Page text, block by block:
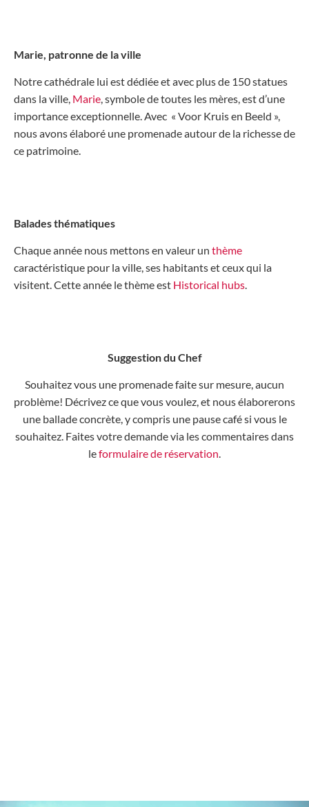
Marie, patronne de la ville
Notre cathédrale lui est dédiée et avec plus de 150 statues
dans la ville, Marie, symbole de toutes les mères, est d’une
importance exceptionnelle. Avec « Voor Kruis en Beeld »,
nous avons élaboré une promenade autour de la richesse de
ce patrimoine.
Balades thématiques
Chaque année nous mettons en valeur un thème
caractéristique pour la ville, ses habitants et ceux qui la
visitent. Cette année le thème est Historical hubs.
Suggestion du Chef
Souhaitez vous une promenade faite sur mesure, aucun
problème! Décrivez ce que vous voulez, et nous élaborerons
une ballade concrète, y compris une pause café si vous le
souhaitez. Faites votre demande via les commentaires dans
leformulaire de réservation.